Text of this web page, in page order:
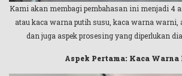
Kami akan membagi pembahasan ini menjadi 4
atau kaca warna putih susu, kaca warna warni,
dan juga aspek prosesing yang diperlukan
Aspek Pertama: Kaca